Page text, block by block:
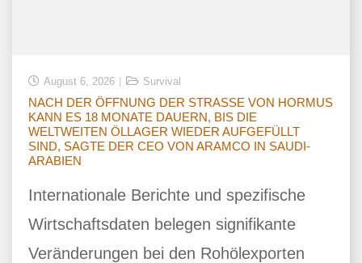
August 6, 2026 Survival
NACH DER ÖFFNUNG DER STRASSE VON HORMUS
KANN ES 18 MONATE DAUERN, BIS DIE
WELTWEITEN ÖLLAGER WIEDER AUFGEFÜLLT
SIND, SAGTE DER CEO VON ARAMCO IN SAUDI-
ARABIEN
Internationale Berichte und spezifische
Wirtschaftsdaten belegen signifikante
Veränderungen bei den Rohölexporten